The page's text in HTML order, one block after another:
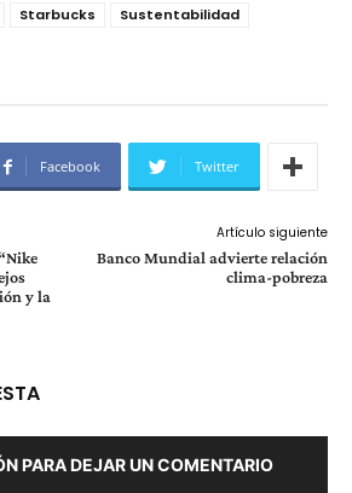
Starbucks
Sustentabilidad
Facebook Twitter
y la
Artículo siguiente
Banco Mundial advierte relación
clima-pobreza
PARA DEJAR UN COMENTARIO